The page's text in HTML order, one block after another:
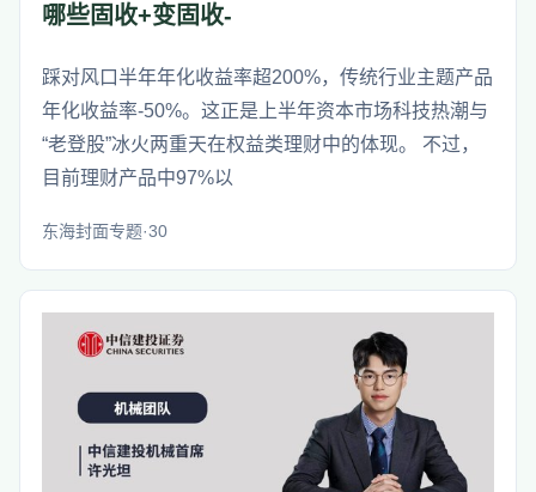
哪些固收+变固收-
踩对风口半年年化收益率超200%，传统行业主题产品
年化收益率-50%。这正是上半年资本市场科技热潮与
“老登股”冰火两重天在权益类理财中的体现。 不过，
目前理财产品中97%以
东海封面专题·30